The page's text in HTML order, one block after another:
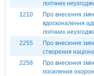
логічних
1210
Про внесення
вдосконалення
логічних
2255
Про внесення
створення
2258
Про внесення
посилення